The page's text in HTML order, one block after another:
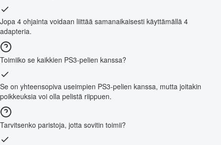
Jopa 4 ohjainta voidaan liittää samanaikaisesti käyttämällä 4
adapteria.
Toimiiko se kaikkien PS3-pelien kanssa?
Se on yhteensopiva useimpien PS3-pelien kanssa, mutta joitakin
poikkeuksia voi olla pelistä riippuen.
Tarvitsenko paristoja, jotta sovitin toimii?